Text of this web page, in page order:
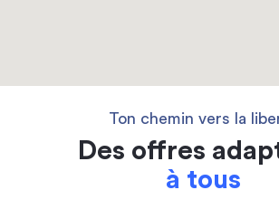
Ton chemin vers la
Des offres
à tous